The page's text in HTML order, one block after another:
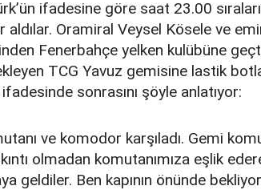
ifadesine göre saat 23.00
Oramiral Veysel Kösele ve
Fenerbahçe yelken kulübüne
TCG Yavuz gemisine lastik
ifadesinde sonrasını şöyle anlatıyor:
ve komodor karşıladı. Gemi
olmadan komutanımıza eşlik
geldiler. Ben kapının önünde